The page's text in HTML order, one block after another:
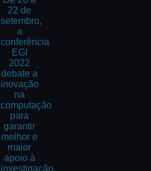
22 de
setembro,
a
conferência
EGI
2022
debate a
inovação
na
computação
para
garantir
melhor e
maior
apoio à
investigação.